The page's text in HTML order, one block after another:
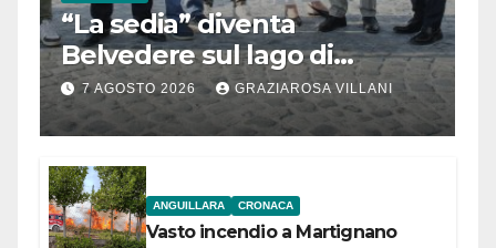
“La sedia” diventa
Belvedere sul lago di
Bracciano: ieri
l’inaugurazione
7 AGOSTO 2026 GRAZIAROSA VILLANI
ANGUILLARA CRONACA
Vasto incendio a Martignano